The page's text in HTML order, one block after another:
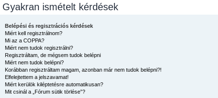
Gyakran ismételt kérdések
Belépési és regisztrációs kérdések
Miért kell regisztrálnom?
Mi az a COPPA?
Miért nem tudok regisztrálni?
Regisztráltam, de mégsem tudok belépni
Miért nem tudok belépni?
Korábban regisztráltam magam, azonban már nem tudok belépni?!
Elfelejtettem a jelszavamat!
Miért kerülök kiléptetésre automatikusan?
Mit csinál a „Fórum sütik törlése”?